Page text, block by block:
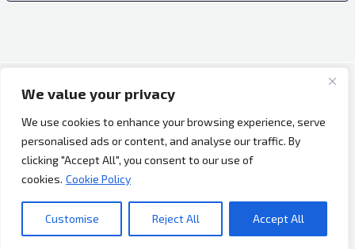
We value your privacy
We use cookies to enhance your browsing experience, serve
personalised ads or content, and analyse our traffic. By
clicking "Accept All", you consent to our use of
cookies. Cookie Policy
Customise Reject All Accept All
Copyright © 2026 Bh Dijaspora.
O nama
Marketing
Uslovi korištenja